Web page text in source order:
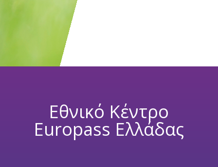
Εθνικό Κέντρο
Europass Ελλάδας